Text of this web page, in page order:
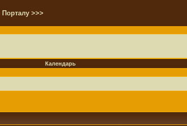
>>>
Календарь